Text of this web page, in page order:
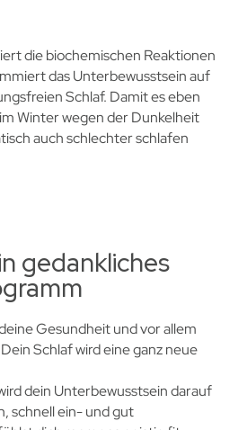
die biochemischen Reaktionen
das Unterbewusstsein auf
Schlaf. Damit es eben
Winter wegen der Dunkelheit
auch schlechter schlafen
gedankliches
Gesundheit und vor allem
Schlaf wird eine ganz neue
dein Unterbewusstsein darauf
schnell ein- und gut